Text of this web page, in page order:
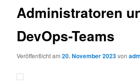
Administratoren
DevOps-Teams
Veröffentlicht am20. November 2023von